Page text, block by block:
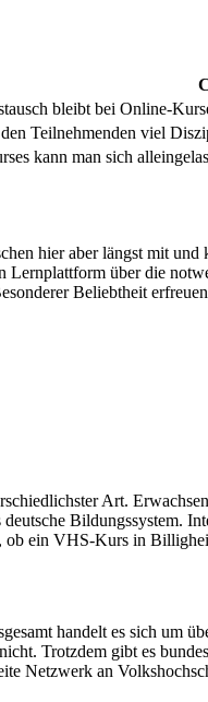
bleibt bei Online-
Teilnehmenden viel
kann man sich
hier aber längst mit
Lernplattform über die
Beliebtheit
Art.
Bildungssystem.
ein VHS-Kurs in
handelt es sich um
Trotzdem gibt es
Netzwerk an